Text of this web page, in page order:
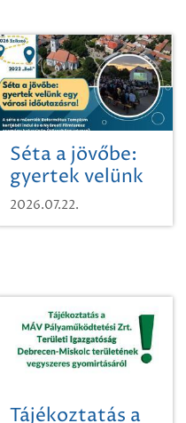
Séta a jövőbe:
gyertek velünk
egy városi
időutazásra!
2026.07.22.
Tájékoztatás a